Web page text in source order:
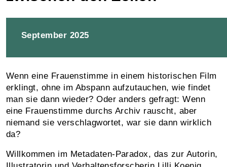
September 2025
Wenn eine Frauenstimme in einem historischen Film
erklingt, ohne im Abspann aufzutauchen, wie findet
man sie dann wieder? Oder anders gefragt: Wenn
eine Frauenstimme durchs Archiv rauscht, aber
niemand sie verschlagwortet, war sie dann wirklich
da?
Willkommen im Metadaten-Paradox, das zur Autorin,